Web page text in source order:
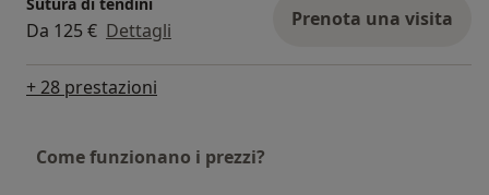
Da 125 € Dettagli Prenota una visita
+ 28 prestazioni
Come funzionano i prezzi?